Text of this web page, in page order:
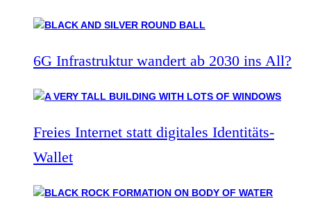
6G Infrastruktur wandert ab 2030 ins All?
Freies Internet statt digitales Identitäts-
Wallet